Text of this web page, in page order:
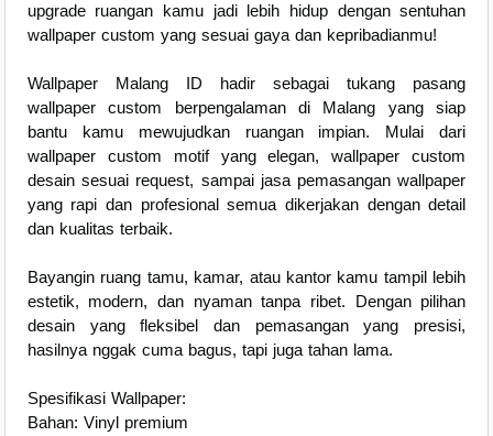
upgrade ruangan kamu jadi lebih hidup dengan sentuhan
wallpaper custom yang sesuai gaya dan kepribadianmu!
Wallpaper Malang ID hadir sebagai tukang pasang
wallpaper custom berpengalaman di Malang yang siap
bantu kamu mewujudkan ruangan impian. Mulai dari
wallpaper custom motif yang elegan, wallpaper custom
desain sesuai request, sampai jasa pemasangan wallpaper
yang rapi dan profesional semua dikerjakan dengan detail
dan kualitas terbaik.
Bayangin ruang tamu, kamar, atau kantor kamu tampil lebih
estetik, modern, dan nyaman tanpa ribet. Dengan pilihan
desain yang fleksibel dan pemasangan yang presisi,
hasilnya nggak cuma bagus, tapi juga tahan lama.
Spesifikasi Wallpaper:
Bahan: Vinyl premium